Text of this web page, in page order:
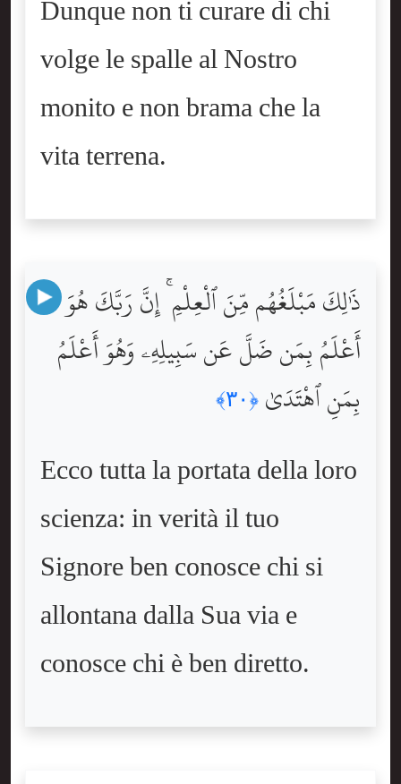
Dunque non ti curare di chi
volge le spalle al Nostro
monito e non brama che la
vita terrena.
ذَٰلِكَ مَبْلَغُهُم مِّنَ ٱلْعِلْمِ ۚ إِنَّ رَبَّكَ هُوَ
أَعْلَمُ بِمَن ضَلَّ عَن سَبِيلِهِۦ وَهُوَ أَعْلَمُ
بِمَنِ ٱهْتَدَىٰ ﴿٣٠﴾
Ecco tutta la portata della loro
scienza: in verità il tuo
Signore ben conosce chi si
allontana dalla Sua via e
conosce chi è ben diretto.